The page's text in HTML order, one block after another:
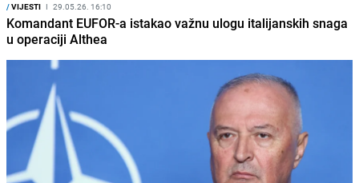
/VIJESTI I 29.05.26. 16:10
Komandant EUFOR-a istakao važnu ulogu italijanskih snaga
u operaciji Althea